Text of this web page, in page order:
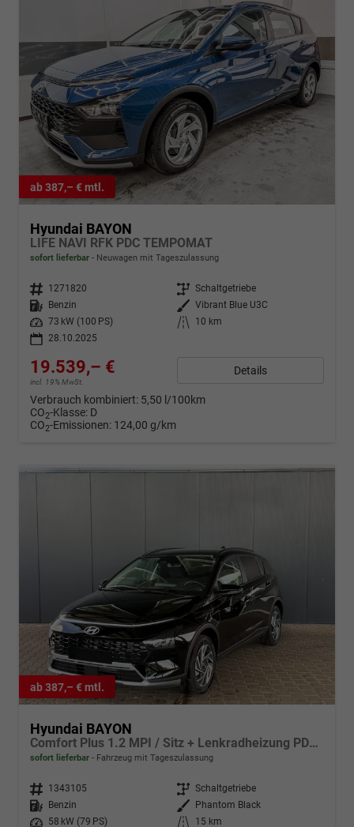
ab 387,– € mtl.
Hyundai BAYON
LIFE NAVI RFK PDC TEMPOMAT
sofort lieferbar Neuwagen mit Tageszulassung
Fahrzeugnr. 1271820 Getriebe Schaltgetriebe
Kraftstoff
Benzin Außenfarbe Vibrant Blue U3C
Leistung
73 kW (100 PS) Kilometerstand
10 km
28.10.2025
19.539,– €
incl. 19% MwSt.
Details
Verbrauch kombiniert: 5,50 l/100km
CO2-Klasse: D
CO2-Emissionen: 124,00 g/km
ab 387,– € mtl.
Hyundai BAYON
Comfort Plus 1.2 MPI / Sitz + Lenkradheizung PDC V&H Kamera LED Tempomat Keyless Alu 16"
sofort lieferbar Fahrzeug mit Tageszulassung
Fahrzeugnr. 1343105 Getriebe Schaltgetriebe
Kraftstoff
Benzin Außenfarbe
Phantom Black
Leistung
58 kW (79 PS) Kilometerstand
15 km